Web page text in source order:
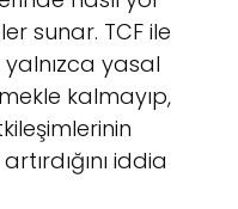
sunar. TCF ile
yasal
kalmayıp,
iddia